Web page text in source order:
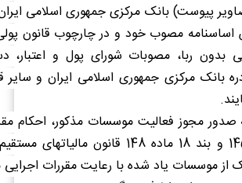
/ 1392 (تصاویر پیوست) بانک مرکزی جمهوری اسلامی
اساسنامه مصوب خود و در چارچوب قانون
بدون ربا، مصوبات شورای پول و اعتبار،
بانک مرکزی جمهوری اسلامی ایران و سایر
صدور مجوز فعالیت موسسات مذکور، احکام
و بند 18 ماده 148
قانون مالیاتهای
از موسسات یاد شده با رعایت مقررات